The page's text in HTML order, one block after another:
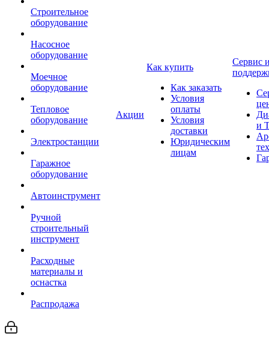
Строительное
оборудование
Насосное
оборудование
Моечное
оборудование
Тепловое
оборудование
Электростанции
Гаражное
оборудование
Автоинструмент
Ручной
строительный
инструмент
Расходные
материалы и
оснастка
Распродажа
Акции
Как купить
Как заказать
Условия
оплаты
Условия
доставки
Юридическим
лицам
Сервис
и